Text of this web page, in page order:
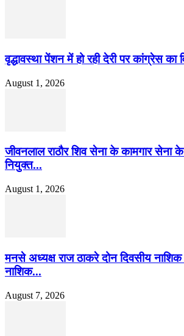
वृद्धावस्था पेंशन में हो रही देरी पर कांग्रेस का
August 1, 2026
जीवनलाल राठौर शिव सेना के कामगार सेना
नियुक्त...
August 1, 2026
मनसे अध्यक्ष राज ठाकरे दोन दिवसीय
नाशिक...
August 7, 2026